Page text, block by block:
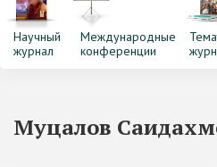
Научный
журнал
Международные
конференции
Муцалов